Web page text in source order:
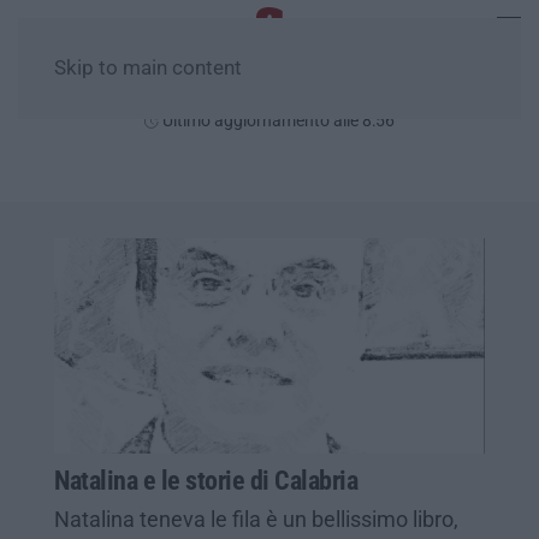
Skip to main content
Ultimo aggiornamento alle 8:56
Natalina e le storie di Calabria
Natalina teneva le fila è un bellissimo libro,